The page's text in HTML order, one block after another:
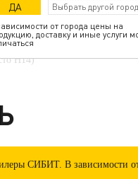
ДА
от города цены на
доставку и иные услуги
стройматериалов,
телефонной
H14)
СИБИТ. В зависимости